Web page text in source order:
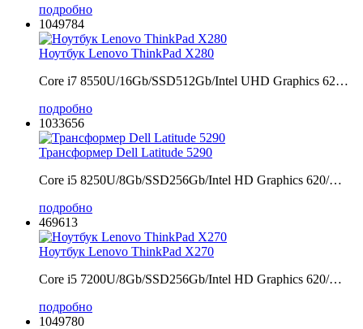
подробно
1049784
Ноутбук Lenovo ThinkPad X280
Core i7 8550U/16Gb/SSD512Gb/Intel UHD Graphics 62…
подробно
1033656
Трансформер Dell Latitude 5290
Core i5 8250U/8Gb/SSD256Gb/Intel HD Graphics 620/…
подробно
469613
Ноутбук Lenovo ThinkPad X270
Core i5 7200U/8Gb/SSD256Gb/Intel HD Graphics 620/…
подробно
1049780